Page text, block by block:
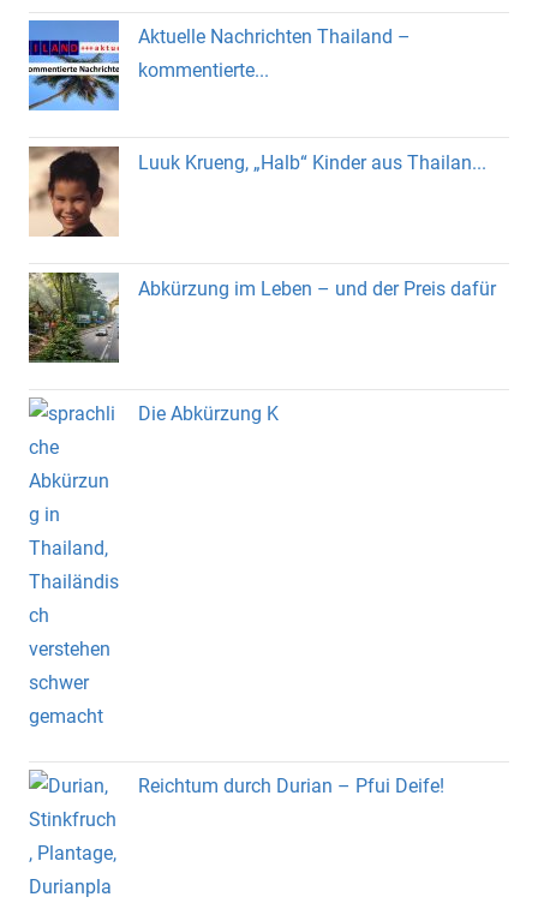
Aktuelle Nachrichten Thailand –
kommentierte...
Luuk Krueng, „Halb“ Kinder aus Thailan...
Abkürzung im Leben – und der Preis dafür
Die Abkürzung K
Reichtum durch Durian – Pfui Deife!